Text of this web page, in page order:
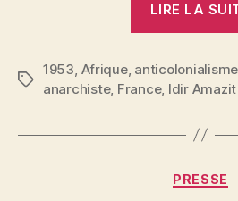
LIRE LA
Étiquettes
1953 Afrique, anticolonialisme
anarchiste, France, Idir Amazit
PRESSE